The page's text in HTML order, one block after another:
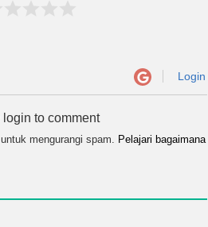
Login
login to comment
mengurangi spam. Pelajari bagaimana